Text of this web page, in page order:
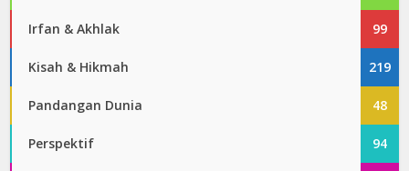
Irfan & Akhlak 99
Kisah & Hikmah 219
Pandangan Dunia 48
Perspektif 94